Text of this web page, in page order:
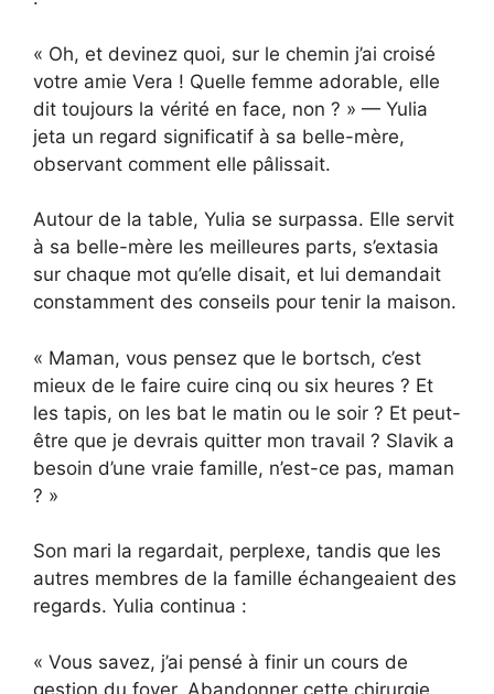
« Oh, et devinez quoi, sur le chemin j’ai croisé
votre amie Vera ! Quelle femme adorable, elle
dit toujours la vérité en face, non ? » — Yulia
jeta un regard significatif à sa belle-mère,
observant comment elle pâlissait.
Autour de la table, Yulia se surpassa. Elle servit
à sa belle-mère les meilleures parts, s’extasia
sur chaque mot qu’elle disait, et lui demandait
constamment des conseils pour tenir la maison.
« Maman, vous pensez que le bortsch, c’est
mieux de le faire cuire cinq ou six heures ? Et
les tapis, on les bat le matin ou le soir ? Et peut-
être que je devrais quitter mon travail ? Slavik a
besoin d’une vraie famille, n’est-ce pas, maman
? »
Son mari la regardait, perplexe, tandis que les
autres membres de la famille échangeaient des
regards. Yulia continua :
« Vous savez, j’ai pensé à finir un cours de
gestion du foyer. Abandonner cette chirurgie